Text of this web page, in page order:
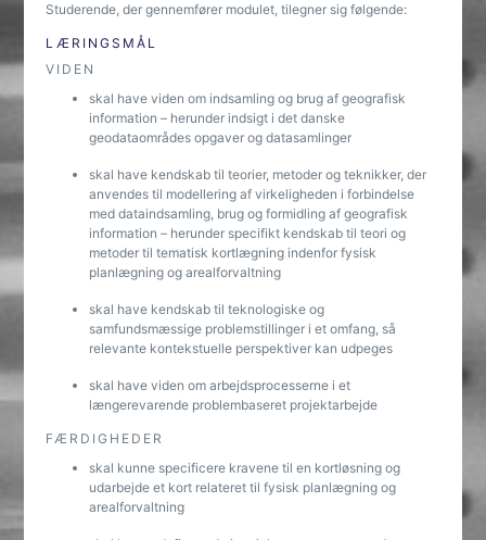
Studerende, der gennemfører modulet, tilegner sig følgende:
LÆRINGSMÅL
VIDEN
skal have viden om indsamling og brug af geografisk
information – herunder indsigt i det danske
geodataområdes opgaver og datasamlinger
skal have kendskab til teorier, metoder og teknikker, der
anvendes til modellering af virkelighe­den i forbindelse
med dataindsamling, brug og formidling af geografisk
information – herunder specifikt kendskab til teori og
metoder til tematisk kortlægning indenfor fysisk
planlægning og arealforvaltning
skal have kendskab til teknologiske og
samfundsmæssige problemstillinger i et omfang, så
relevante kontekstuelle perspektiver kan udpeges
skal have viden om arbejdsprocesserne i et
længerevarende problembaseret projektarbejde
FÆRDIGHEDER
skal kunne specificere kravene til en kortløsning og
udarbejde et kort relateret til fysisk planlægning og
arealforvaltning